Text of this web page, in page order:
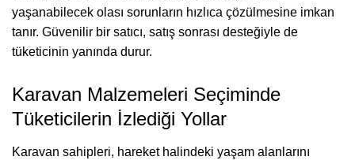
yaşanabilecek olası sorunların hızlıca çözülmesine imkan
tanır. Güvenilir bir satıcı, satış sonrası desteğiyle de
tüketicinin yanında durur.
Karavan Malzemeleri Seçiminde
Tüketicilerin İzlediği Yollar
Karavan sahipleri, hareket halindeki yaşam alanlarını